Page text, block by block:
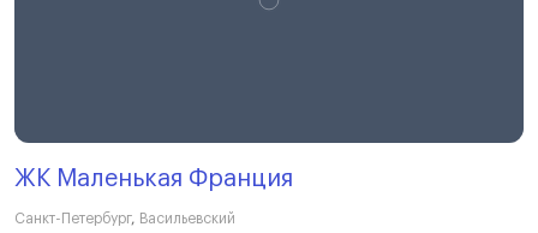
ЖК Маленькая Франция
Санкт-Петербург, Васильевский